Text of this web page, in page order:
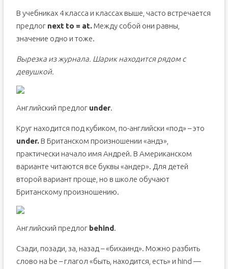
В учебниках 4 класса и классах выше, часто встречается
предлог next to = at.Между собой они равны,
значение одно и тоже.
Вырезка из журнала. Шарик находится рядом с
девушкой.
Английский предлог under.
Круг находится под кубиком, по-английски «под» – это
under.В Британском произношении «андэ»,
практически начало имя Андрей. В Американском
варианте читаются все буквы «андер». Для детей
второй вариант проще, но в школе обучают
Британскому произношению.
Английский предлог behind.
Сзади, позади, за, назад – «бихаинд». Можно разбить
слово на be – глагол «быть, находится, есть» и hind —